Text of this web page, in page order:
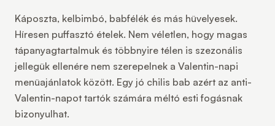
Káposzta, kelbimbó, babfélék és más hüvelyesek.
Híresen puffasztó ételek. Nem véletlen, hogy magas
tápanyagtartalmuk és többnyire télen is szezonális
jellegük ellenére nem szerepelnek a Valentin-napi
menüajánlatok között. Egy jó chilis bab azért az anti-
Valentin-napot tartók számára méltó esti fogásnak
bizonyulhat.